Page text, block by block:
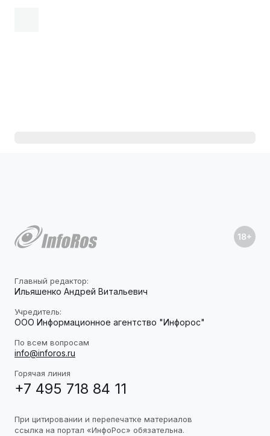
Главный редактор:
Ильяшенко Андрей Витальевич
Учредитель:
ООО Информационное агентство "Инфорос"
По всем вопросам
info@inforos.ru
Горячая линия
+7 495 718 84 11
При цитировании и перепечатке материалов
ссылка на портал «ИнфоРос» обязательна.